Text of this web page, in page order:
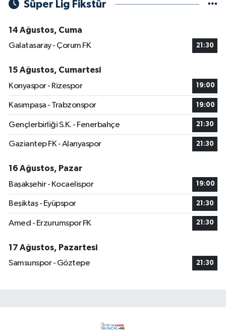
Süper Lig Fikstür
14 Ağustos, Cuma
Galatasaray - Çorum FK
21:30
15 Ağustos, Cumartesi
Konyaspor - Rizespor
19:00
Kasımpaşa - Trabzonspor 19:00
Gençlerbirliği S.K. - Fenerbahçe 21:30
Gaziantep FK - Alanyaspor 21:30
16 Ağustos, Pazar
Başakşehir - Kocaelispor
19:00
Beşiktaş - Eyüpspor 21:30
Amed - Erzurumspor FK 21:30
17 Ağustos, Pazartesi
Samsunspor - Göztepe
21:30